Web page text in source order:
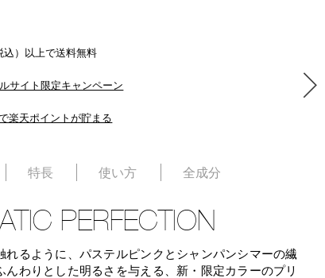
込）以上で送料無料
サイト限定キャンペーン
楽天ポイントが貯まる
特長 使い方 全成分
PERFECTION
れるように、パステルピンクとシャンパンシマーの繊
んわりとした明るさを与える、新・限定カラーのプリ